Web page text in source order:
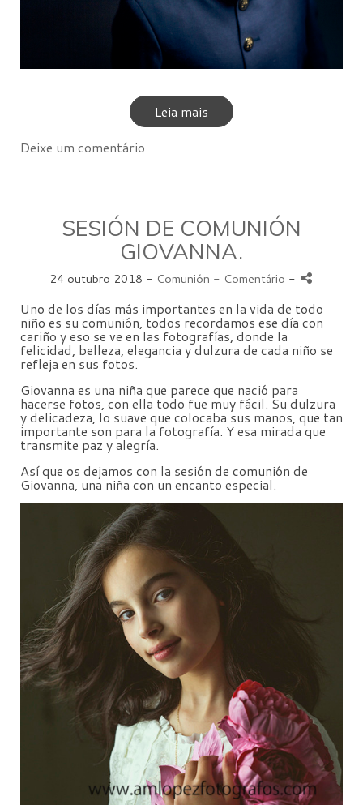
Leia mais
Deixe um comentário
SESIÓN DE COMUNIÓN
GIOVANNA.
24 outubro 2018 - Comunión - Comentário -
Uno de los días más importantes en la vida de todo
niño es su comunión, todos recordamos ese día con
cariño y eso se ve en las fotografías, donde la
felicidad, belleza, elegancia y dulzura de cada niño se
refleja en sus fotos.
Giovanna es una niña que parece que nació para
hacerse fotos, con ella todo fue muy fácil. Su dulzura
y delicadeza, lo suave que colocaba sus manos, que tan
importante son para la fotografía. Y esa mirada que
transmite paz y alegría.
Así que os dejamos con la sesión de comunión de
Giovanna, una niña con un encanto especial.